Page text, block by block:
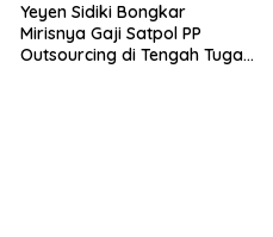
Yeyen Sidiki Bongkar
Mirisnya Gaji Satpol PP
Outsourcing di Tengah Tugas